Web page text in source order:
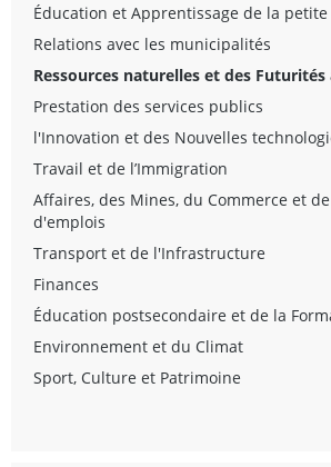
Éducation et Apprentissage de la
Relations avec les municipalités
Ressources naturelles et des
Prestation des services publics
l'Innovation et des Nouvelles
Travail et de l’Immigration
Affaires, des Mines, du Commerce et
d'emplois
Transport et de l'Infrastructure
Finances
Éducation postsecondaire et de la
Environnement et du Climat
Sport, Culture et Patrimoine